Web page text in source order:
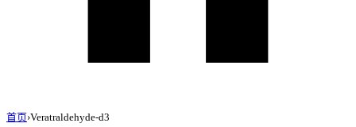
首页›Veratraldehyde-d3